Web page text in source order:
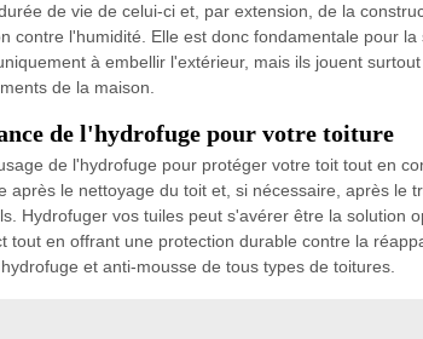
de vie de celui-ci et, par extension, de la
contre l'humidité. Elle est donc fondamentale pour
à embellir l'extérieur, mais ils jouent
de la maison.
de l'hydrofuge pour votre toiture
de l'hydrofuge pour protéger votre toit tout en
après le nettoyage du toit et, si nécessaire, après le
Hydrofuger vos tuiles peut s'avérer être la solution
tout en offrant une protection durable contre la
et anti-mousse de tous types de toitures.